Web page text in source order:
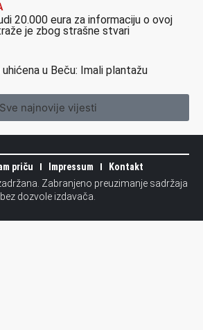
20.000 eura za informaciju o ovoj
je zbog strašne stvari
uhićena u Beču: Imali plantažu
Sve najnovije vijesti
priču Impressum
Kontakt
Zabranjeno preuzimanje sadržaja
bez dozvole izdavača.